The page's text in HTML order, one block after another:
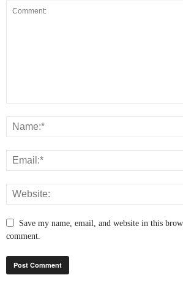
Save my name, email, and website in this
comment.